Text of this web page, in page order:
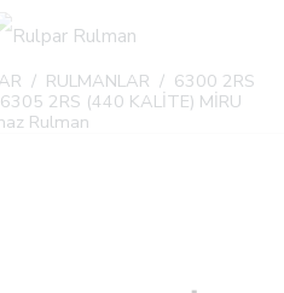
/ RULMANLAR / 6300 2RS
2RS (440 KALİTE) MİRU
Rulman